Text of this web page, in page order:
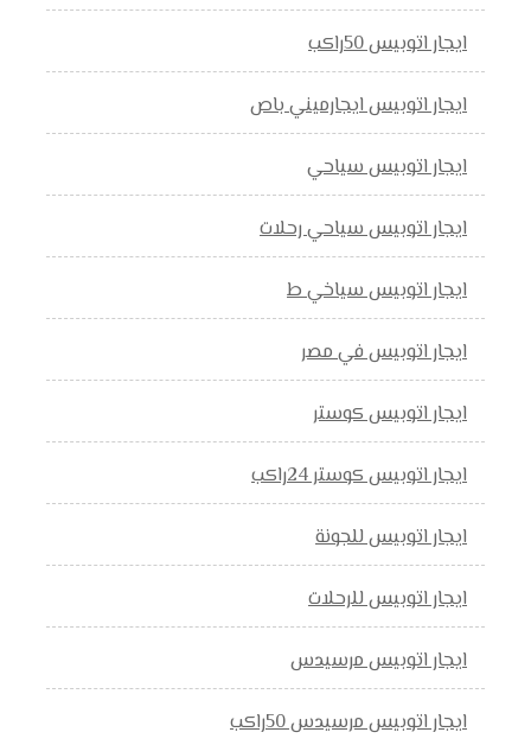
ايجار اتوبيس 50راكب
ايجار اتوبيس ايجارميني باص
ايجار اتوبيس سياحي
ايجار اتوبيس سياحي رحلات
ايجار اتوبيس سياخي ط
ايجار اتوبيس في مصر
ايجار اتوبيس كوستر
ايجار اتوبيس كوستر 24راكب
ايجار اتوبيس للجونة
ايجار اتوبيس للرحلات
ايجار اتوبيس مرسيدس
ايجار اتوبيس مرسيدس 50راكب